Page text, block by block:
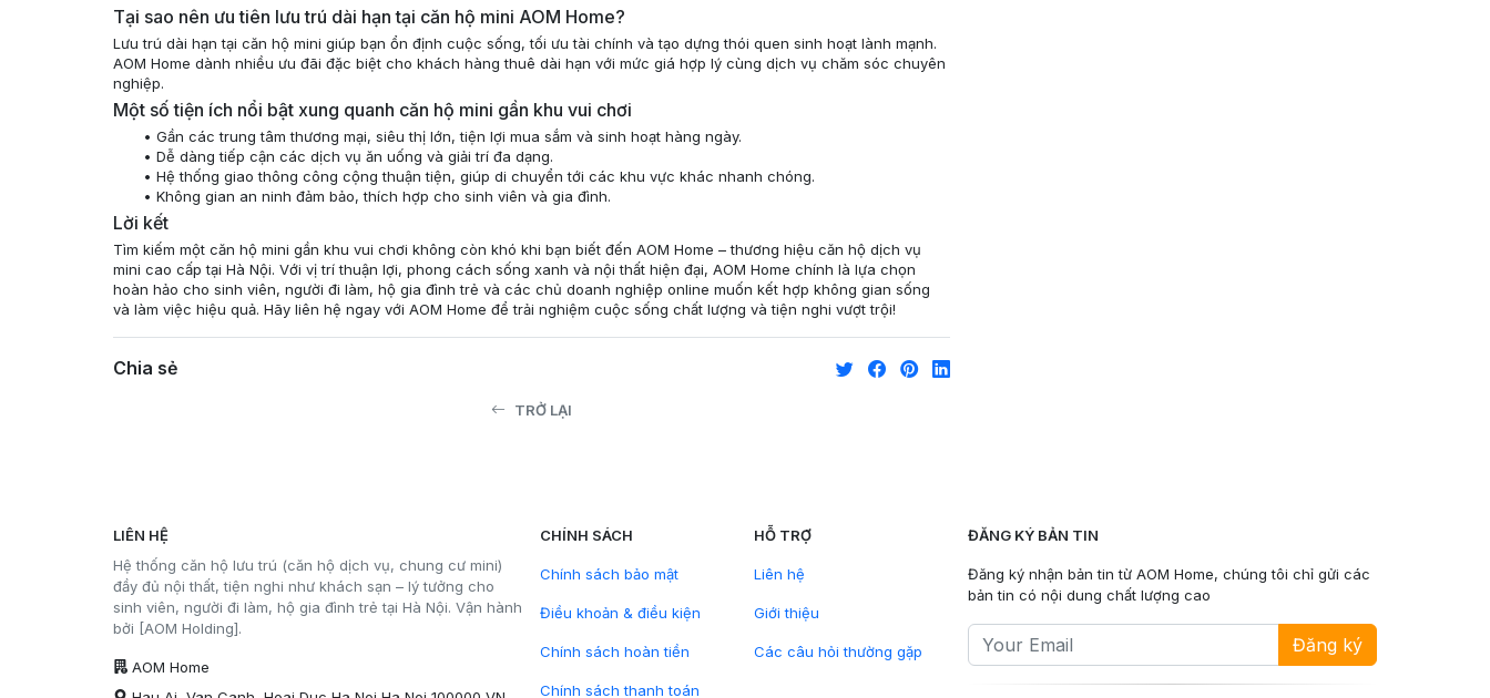
Tại sao nên ưu tiên lưu trú dài hạn tại căn hộ mini AOM Home?
Lưu trú dài hạn tại căn hộ mini giúp bạn ổn định cuộc sống, tối ưu tài chính và tạo dựng thói quen sinh hoạt lành mạnh.
AOM Home dành nhiều ưu đãi đặc biệt cho khách hàng thuê dài hạn với mức giá hợp lý cùng dịch vụ chăm sóc chuyên
nghiệp.
Một số tiện ích nổi bật xung quanh căn hộ mini gần khu vui chơi
Gần các trung tâm thương mại, siêu thị lớn, tiện lợi mua sắm và sinh hoạt hàng ngày.
Dễ dàng tiếp cận các dịch vụ ăn uống và giải trí đa dạng.
Hệ thống giao thông công cộng thuận tiện, giúp di chuyển tới các khu vực khác nhanh chóng.
Không gian an ninh đảm bảo, thích hợp cho sinh viên và gia đình.
Lời kết
Tìm kiếm một căn hộ mini gần khu vui chơi không còn khó khi bạn biết đến AOM Home – thương hiệu căn hộ dịch vụ
mini cao cấp tại Hà Nội. Với vị trí thuận lợi, phong cách sống xanh và nội thất hiện đại, AOM Home chính là lựa chọn
hoàn hảo cho sinh viên, người đi làm, hộ gia đình trẻ và các chủ doanh nghiệp online muốn kết hợp không gian sống
và làm việc hiệu quả. Hãy liên hệ ngay với AOM Home để trải nghiệm cuộc sống chất lượng và tiện nghi vượt trội!
Chia sẻ
TRỞ LẠI
LIÊN HỆ
Hệ thống căn hộ lưu trú (căn hộ dịch vụ, chung cư mini)
đầy đủ nội thất, tiện nghi như khách sạn – lý tưởng cho
sinh viên, người đi làm, hộ gia đình trẻ tại Hà Nội. Vận hành
bởi [AOM Holding].
AOM Home
CHÍNH SÁCH
Chính sách bảo mật
Điều khoản & điều kiện
Chính sách hoàn tiền
Chính sách thanh toán
HỖ TRỢ
Liên hệ
Giới thiệu
Các câu hỏi thường gặp
ĐĂNG KÝ BẢN TIN
Đăng ký nhận bản tin từ AOM Home, chúng tôi chỉ gửi các
bản tin có nội dung chất lượng cao
Đăng ký